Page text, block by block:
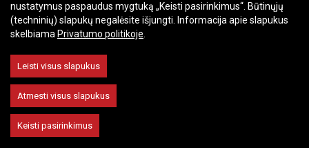
Įmonės kodas: Juridinių asmenų registre 288700520
Adresas: Rūdninkų g. 13, 01135 Vilnius
El. paštas: komisija@vkpk.lt
BENDRAUKIME
nustatymus paspaudus mygtuką „Keisti pasirinkimus“. Būtinųjų
(techninių) slapukų negalėsite išjungti. Informacija apie slapukus
skelbiama Privatumo politikoje
Leisti visus slapukus
Atmesti visus slapukus
Keisti pasirinkimus